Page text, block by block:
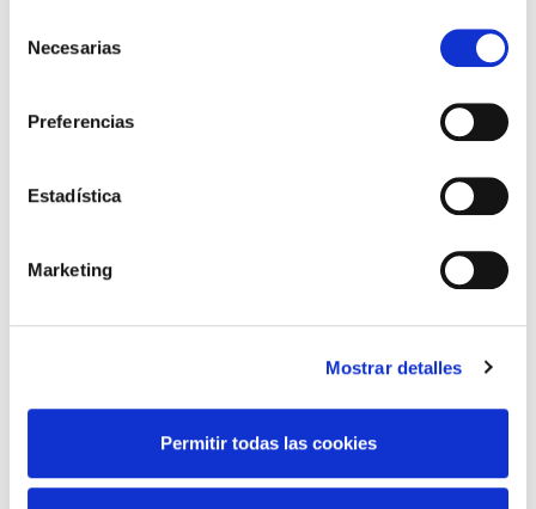
Necesarias
Preferencias
Estadística
Marketing
Mostrar detalles
Permitir todas las cookies
Fuente: ree.es
Reserva de sustitución.
Desglose asignaciones por
tecnologías. Total anual
Subir